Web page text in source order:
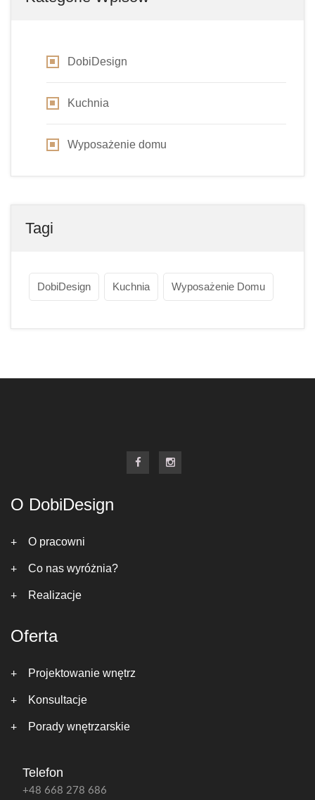
DobiDesign
Kuchnia
Wyposażenie domu
Tagi
DobiDesign Kuchnia Wyposażenie Domu
O DobiDesign
O pracowni
Co nas wyróżnia?
Realizacje
Oferta
Projektowanie wnętrz
Konsultacje
Porady wnętrzarskie
Telefon
+48 668 278 686